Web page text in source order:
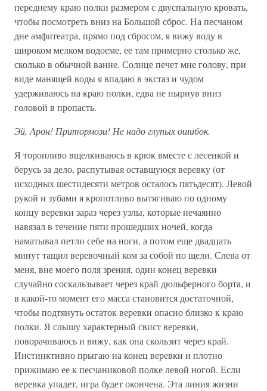
переднему краю полки размером с двуспальную кровать,
чтобы посмотреть вниз на Большой сброс. На песчаном
дне амфитеатра, прямо под сбросом, я вижу воду в
широком мелком водоеме, ее там примерно столько же,
сколько в обычной ванне. Солнце печет мне голову, при
виде манящей воды я впадаю в экстаз и чудом
удерживаюсь на краю полки, едва не нырнув вниз
головой в пропасть.
Эй, Арон! Притормози! Не надо глупых ошибок.
Я торопливо вщелкиваюсь в крюк вместе с лесенкой и
берусь за дело, распутывая оставшуюся веревку (от
исходных шестидесяти метров осталось пятьдесят). Левой
рукой и зубами я кропотливо вытягиваю по одному
концу веревки зараз через узлы, которые нечаянно
навязал в течение пяти прошедших ночей, когда
наматывал петли себе на ноги, а потом еще двадцать
минут тащил веревочный ком за собой по щели. Слева от
меня, вне моего поля зрения, один конец веревки
случайно соскальзывает через край дюльферного борта, и
в какой-то момент его масса становится достаточной,
чтобы подтянуть остаток веревки опасно близко к краю
полки. Я слышу характерный свист веревки,
поворачиваюсь и вижу, как она скользит через край.
Инстинктивно прыгаю на конец веревки и плотно
прижимаю ее к песчаниковой полке левой ногой. Если
веревка упадет, игра будет окончена. Эта линия жизни